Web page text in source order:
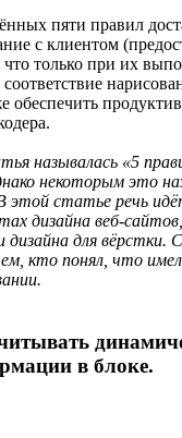
пяти правил
с клиентом
что только при их
обеспечить
называлась «5
некоторым это
этой статье речь
дизайна веб-
дизайна для вёрстки.
кто понял, что
в блоке.